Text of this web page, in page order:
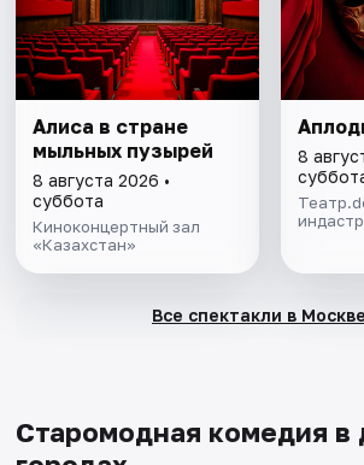
Алиса в стране
мыльных пузырей
8 августа 2026 •
суббота
Киноконцертный зал
«Казахстан»
8
Все спектакли в Москве
Старомодная комедия в